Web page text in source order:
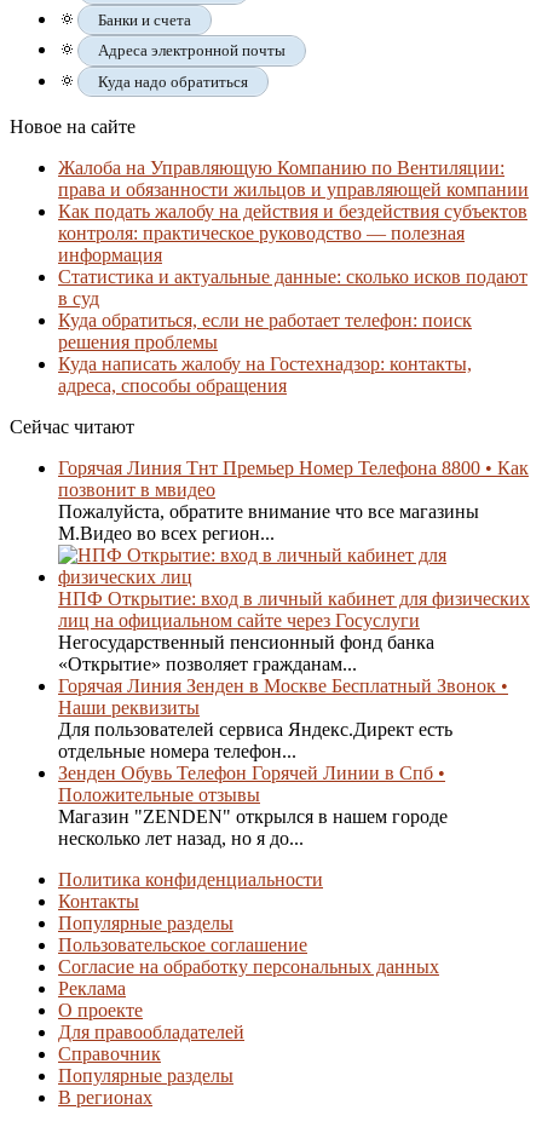
🔅 Банки и счета
🔅 Адреса электронной почты
🔅 Куда надо обратиться
Новое на сайте
Жалоба на Управляющую Компанию по Вентиляции:
права и обязанности жильцов и управляющей компании
Как подать жалобу на действия и бездействия субъектов
контроля: практическое руководство — полезная
информация
Статистика и актуальные данные: сколько исков подают
в суд
Куда обратиться, если не работает телефон: поиск
решения проблемы
Куда написать жалобу на Гостехнадзор: контакты,
адреса, способы обращения
Сейчас читают
Горячая Линия Тнт Премьер Номер Телефона 8800 • Как
позвонит в мвидео
Пожалуйста, обратите внимание что все магазины
М.Видео во всех регион...
НПФ Открытие: вход в личный кабинет для физических
лиц на официальном сайте через Госуслуги
Негосударственный пенсионный фонд банка
«Открытие» позволяет гражданам...
Горячая Линия Зенден в Москве Бесплатный Звонок •
Наши реквизиты
Для пользователей сервиса Яндекс.Директ есть
отдельные номера телефон...
Зенден Обувь Телефон Горячей Линии в Спб •
Положительные отзывы
Магазин "ZENDEN" открылся в нашем городе
несколько лет назад, но я до...
Политика конфиденциальности
Контакты
Популярные разделы
Пользовательское соглашение
Согласие на обработку персональных данных
Реклама
О проекте
Для правообладателей
Справочник
Популярные разделы
В регионах